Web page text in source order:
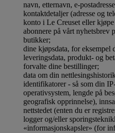
navn, etternavn, e-
kontaktdetaljer (adresse og
konto i Le Creuset eller
abonnere på vårt nyhetsbrev
butikker;
dine kjøpsdata, for
leveringsdata, produkt- og
forvalte dine bestillinger;
data om din
identifikatorer - så som din
operativsystem, lengde på
geografisk opprinnelse),
nettstedet (enten du er
logger og/eller
«informasjonskapsler» (for